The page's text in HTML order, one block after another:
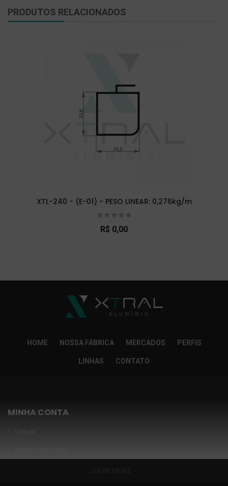
PRODUTOS RELACIONADOS
XTL-240 - (E-01) - PESO LINEAR: 0,276kg/m
R$ 0,00
HOME NOSSA FÁBRICA MERCADOS PERFIS
LINHAS CONTATO
MINHA CONTA